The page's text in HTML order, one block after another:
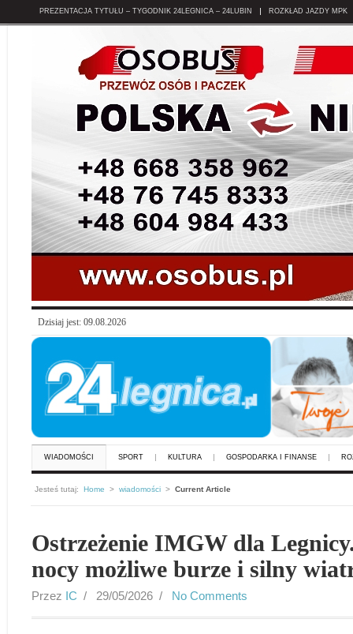
PREZENTACJA TYTUŁU – TYGODNIK 24LEGNICA – 24LUBIN ROZKŁAD JAZDY MPK
Dzisiaj jest: 09.08.2026
WIADOMOŚCI SPORT KULTURA GOSPODARKA I FINANSE
Jesteś tutaj: Home > wiadomości > Current Article
Ostrzeżenie IMGW dla
nocy możliwe burze i silny
Przez IC / 29/05/2026 / No Comments